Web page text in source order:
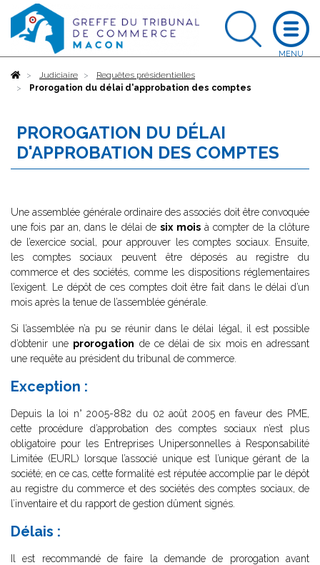
AccueilJudiciaire
Requêtes présidentielles
Prorogation du délai d'approbation des comptes
PROROGATION DU DÉLAI
D'APPROBATION DES COMPTES
Une assemblée générale ordinaire des associés doit être convoquée
une fois par an, dans le délai desix moisà compter de la clôture
de l’exercice social, pour approuver les comptes sociaux. Ensuite,
les comptes sociaux peuvent être déposés au registre du
commerce et des sociétés, comme les dispositions réglementaires
l’exigent. Le dépôt de ces comptes doit être fait dans le délai d’un
mois après la tenue de l’assemblée générale.
Si l’assemblée n’a pu se réunir dans le délai légal, il est possible
d’obtenir une prorogation de ce délai de six mois en adressant
une requête au président du tribunal de commerce.
Exception :
Depuis la loi n° 2005-882 du 02 août 2005 en faveur des PME,
cette procédure d’approbation des comptes sociaux n’est plus
obligatoire pour les Entreprises Unipersonnelles à Responsabilité
Limitée (EURL) lorsque l’associé unique est l’unique gérant de la
société; en ce cas, cette formalité est réputée accomplie par le dépôt
au registre du commerce et des sociétés des comptes sociaux, de
l’inventaire et du rapport de gestion dûment signés.
Délais :
Il est recommandé de faire la demande de prorogation avant